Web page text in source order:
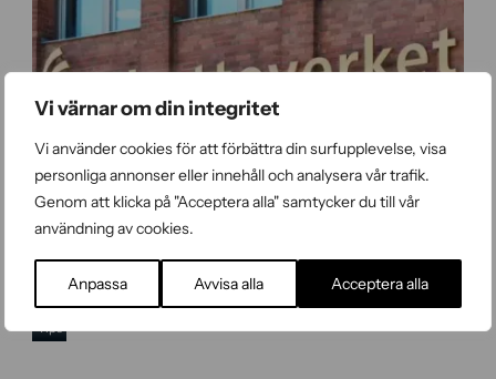
Vi värnar om din integritet
Vi använder cookies för att förbättra din surfupplevelse, visa
personliga annonser eller innehåll och analysera vår trafik.
Genom att klicka på "Acceptera alla" samtycker du till vår
användning av cookies.
Anpassa Avvisa alla Acceptera alla
t
Tips